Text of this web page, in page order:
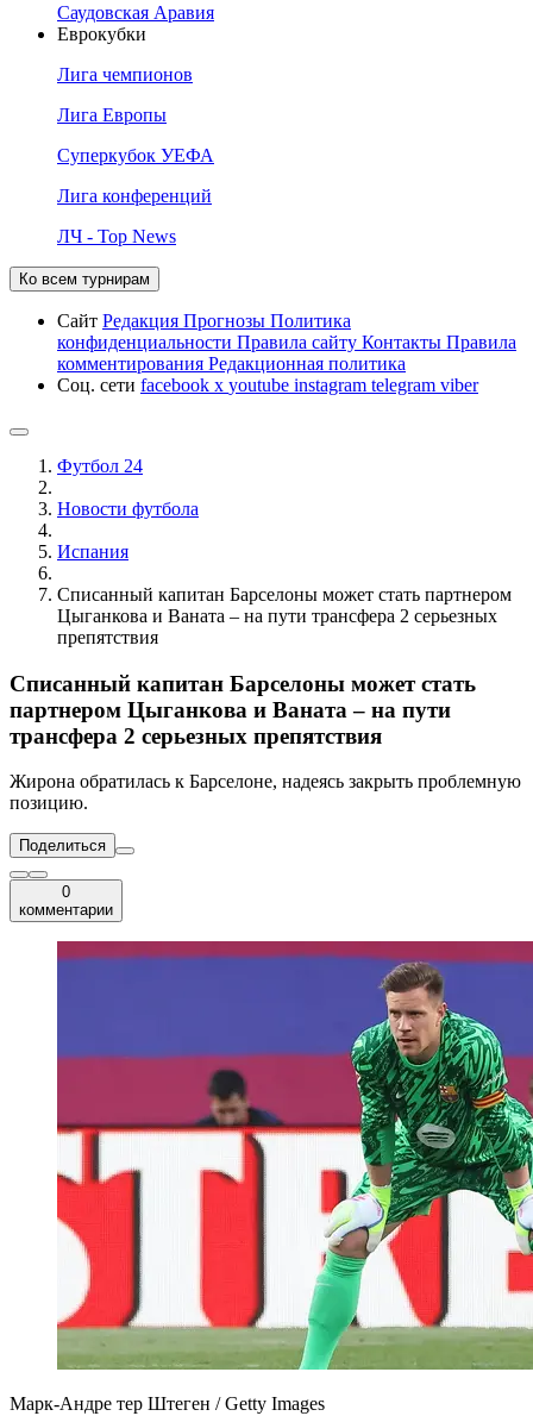
Саудовская Аравия
Еврокубки
Лига чемпионов
Лига Европы
Суперкубок УЕФА
Лига конференций
ЛЧ - Top News
Ко всем турнирам
Сайт Редакция Прогнозы Политика
конфиденциальности Правила сайту Контакты Правила
комментирования Редакционная политика
Соц. сети facebook x youtube instagram telegram viber
Футбол 24
Новости футбола
Испания
Списанный капитан Барселоны может стать партнером
Цыганкова и Ваната – на пути трансфера 2 серьезных
препятствия
Списанный капитан Барселоны может стать
партнером Цыганкова и Ваната – на пути
трансфера 2 серьезных препятствия
Жирона обратилась к Барселоне, надеясь закрыть проблемную
позицию.
Поделиться
0
комментарии
Марк-Андре тер Штеген / Getty Images